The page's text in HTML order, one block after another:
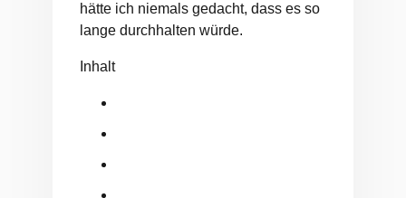
hätte ich niemals gedacht, dass es so
lange durchhalten würde.
Inhalt